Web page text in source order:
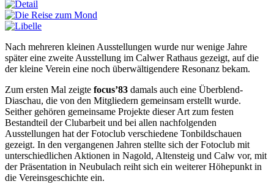
Nach mehreren kleinen Ausstellungen wurde nur wenige Jahre
später eine zweite Ausstellung im Calwer Rathaus gezeigt, auf die
der kleine Verein eine noch überwältigendere Resonanz bekam.
Zum ersten Mal zeigte focus’83 damals auch eine Überblend-
Diaschau, die von den Mitgliedern gemeinsam erstellt wurde.
Seither gehören gemeinsame Projekte dieser Art zum festen
Bestandteil der Clubarbeit und bei allen nachfolgenden
Ausstellungen hat der Fotoclub verschiedene Tonbildschauen
gezeigt. In den vergangenen Jahren stellte sich der Fotoclub mit
unterschiedlichen Aktionen in Nagold, Altensteig und Calw vor, mit
der Präsentation in Neubulach reiht sich ein weiterer Höhepunkt in
die Vereinsgeschichte ein.